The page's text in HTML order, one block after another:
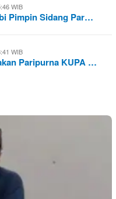
WIB
Pimpin Sidang Par…
WIB
Paripurna KUPA …